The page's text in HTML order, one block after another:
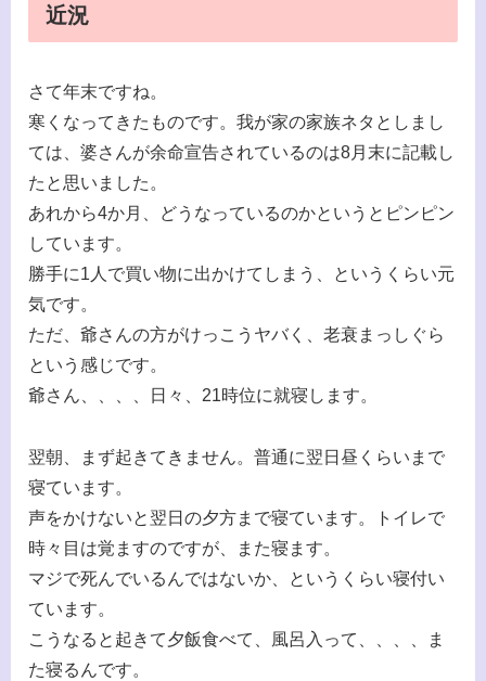
近況
さて年末ですね。
寒くなってきたものです。我が家の家族ネタとしまし
ては、婆さんが余命宣告されているのは8月末に記載し
たと思いました。
あれから4か月、どうなっているのかというとピンピン
しています。
勝手に1人で買い物に出かけてしまう、というくらい元
気です。
ただ、爺さんの方がけっこうヤバく、老衰まっしぐら
という感じです。
爺さん、、、、日々、21時位に就寝します。
翌朝、まず起きてきません。普通に翌日昼くらいまで
寝ています。
声をかけないと翌日の夕方まで寝ています。トイレで
時々目は覚ますのですが、また寝ます。
マジで死んでいるんではないか、というくらい寝付い
ています。
こうなると起きて夕飯食べて、風呂入って、、、、ま
た寝るんです。